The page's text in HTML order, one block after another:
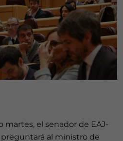
martes, el senador de EAJ-
preguntará al ministro de